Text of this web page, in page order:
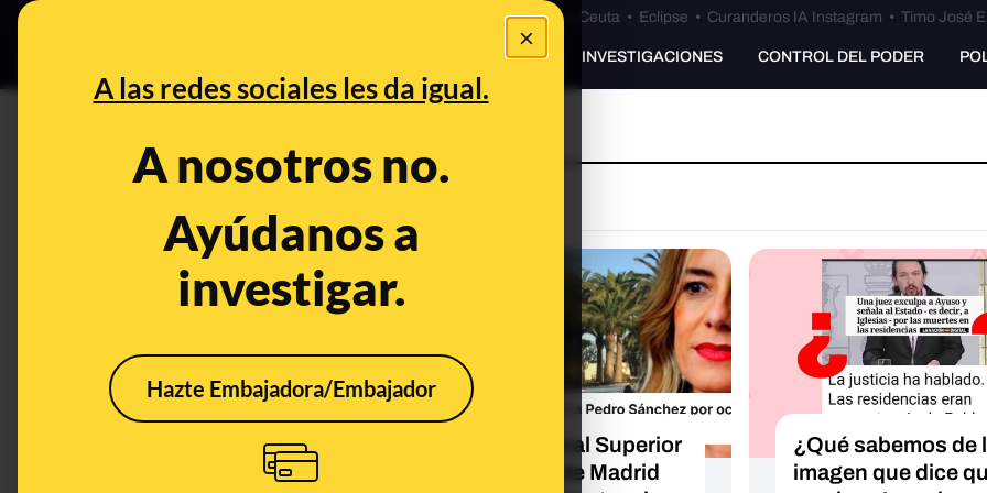
×
A las redes sociales les da igual.
A nosotros no.
Ayúdanos a
investigar.
Hazte Embajadora/Embajador
Especial Ceuta•Bulos Ceuta • Eclipse • Curanderos IA Instagram • Timo José
PREBUNKING INVESTIGACIONES CONTROL DEL PODER
competencias
CONTEXTO
La acogida del crucero
No, el Tribunal Superior
de Justicia de Madrid
¿Qué sabemos de
imagen que dice